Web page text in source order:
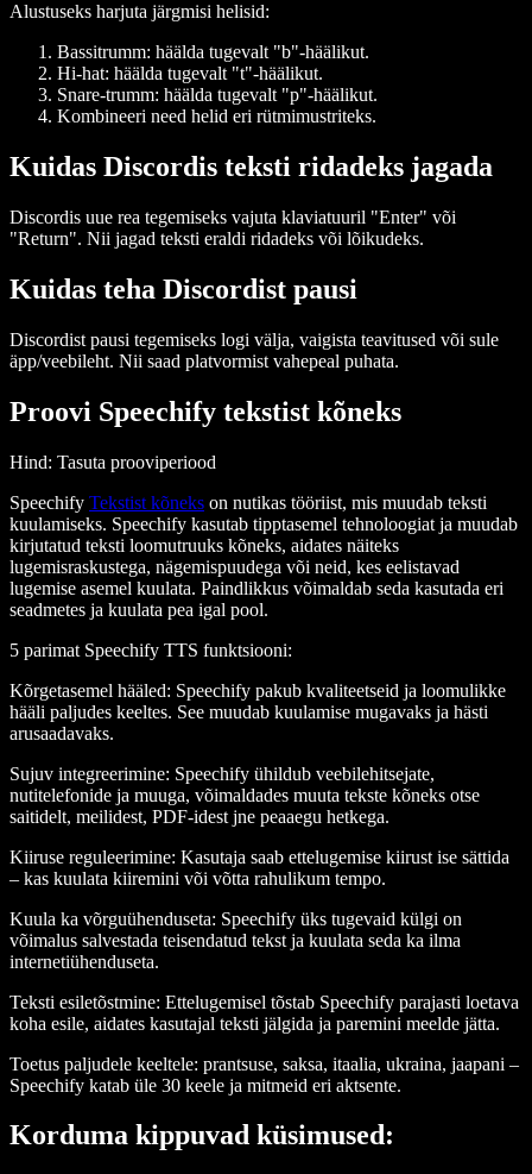
Alustuseks harjuta järgmisi helisid:
Bassitrumm: häälda tugevalt "b"-häälikut.
Hi-hat: häälda tugevalt "t"-häälikut.
Snare-trumm: häälda tugevalt "p"-häälikut.
Kombineeri need helid eri rütmimustriteks.
Kuidas Discordis teksti ridadeks jagada
Discordis uue rea tegemiseks vajuta klaviatuuril "Enter" või
"Return". Nii jagad teksti eraldi ridadeks või lõikudeks.
Kuidas teha Discordist pausi
Discordist pausi tegemiseks logi välja, vaigista teavitused või sule
äpp/veebileht. Nii saad platvormist vahepeal puhata.
Proovi Speechify tekstist kõneks
Hind: Tasuta prooviperiood
Speechify Tekstist kõneks on nutikas tööriist, mis muudab teksti
kuulamiseks. Speechify kasutab tipptasemel tehnoloogiat ja muudab
kirjutatud teksti loomutruuks kõneks, aidates näiteks
lugemisraskustega, nägemispuudega või neid, kes eelistavad
lugemise asemel kuulata. Paindlikkus võimaldab seda kasutada eri
seadmetes ja kuulata pea igal pool.
5 parimat Speechify TTS funktsiooni:
Kõrgetasemel hääled: Speechify pakub kvaliteetseid ja loomulikke
hääli paljudes keeltes. See muudab kuulamise mugavaks ja hästi
arusaadavaks.
Sujuv integreerimine: Speechify ühildub veebilehitsejate,
nutitelefonide ja muuga, võimaldades muuta tekste kõneks otse
saitidelt, meilidest, PDF-idest jne peaaegu hetkega.
Kiiruse reguleerimine: Kasutaja saab ettelugemise kiirust ise sättida
– kas kuulata kiiremini või võtta rahulikum tempo.
Kuula ka võrguühenduseta: Speechify üks tugevaid külgi on
võimalus salvestada teisendatud tekst ja kuulata seda ka ilma
internetiühenduseta.
Teksti esiletõstmine: Ettelugemisel tõstab Speechify parajasti loetava
koha esile, aidates kasutajal teksti jälgida ja paremini meelde jätta.
Toetus paljudele keeltele: prantsuse, saksa, itaalia, ukraina, jaapani –
Speechify katab üle 30 keele ja mitmeid eri aktsente.
Korduma kippuvad küsimused: